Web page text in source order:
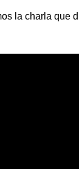
la charla que